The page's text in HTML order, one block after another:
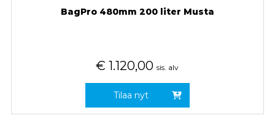
BagPro 480mm 200 liter Musta
€ 1.120,00 sis. alv
Tilaa nyt